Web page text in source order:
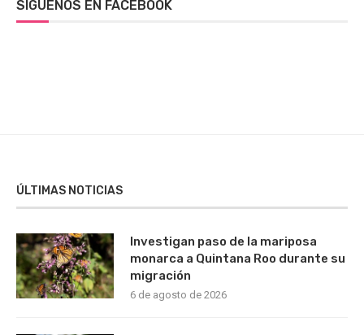
SÍGUENOS EN FACEBOOK
ÚLTIMAS NOTICIAS
Investigan paso de la mariposa
monarca a Quintana Roo durante su
migración
6 de agosto de 2026